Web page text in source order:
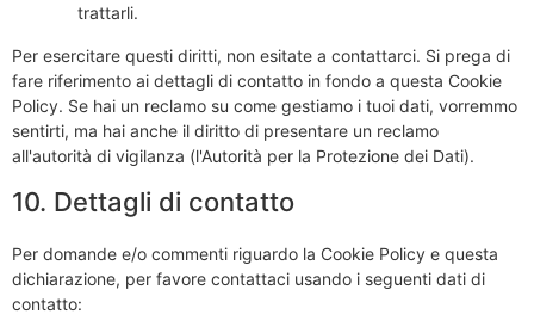
trattarli.
Per esercitare questi diritti, non esitate a contattarci. Si prega di
fare riferimento ai dettagli di contatto in fondo a questa Cookie
Policy. Se hai un reclamo su come gestiamo i tuoi dati, vorremmo
sentirti, ma hai anche il diritto di presentare un reclamo
all'autorità di vigilanza (l'Autorità per la Protezione dei Dati).
10. Dettagli di contatto
Per domande e/o commenti riguardo la Cookie Policy e questa
dichiarazione, per favore contattaci usando i seguenti dati di
contatto: